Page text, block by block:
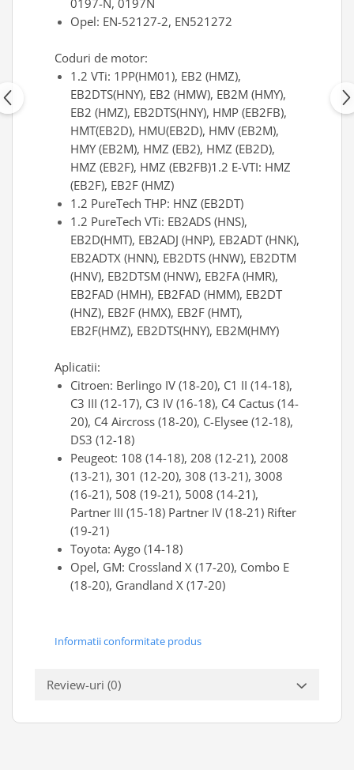
Scule transmisie
Set / trusa chei tubulare
Set burghie si freze
Set prelungitoare
Set surubelnite
Testare cuplu dinamometric de
Trusa / Set tarozi si filiere
Trusa imbus hex,torx,ribe,M-uri
Tubulare speciale
0197-N, 0197N
Opel: EN-52127-2, EN521272
Coduri de motor:
1.2 VTi: 1PP(HM01), EB2 (HMZ),
EB2DTS(HNY), EB2 (HMW), EB2M (HMY),
EB2 (HMZ), EB2DTS(HNY), HMP (EB2FB),
HMT(EB2D), HMU(EB2D), HMV (EB2M),
HMY (EB2M), HMZ (EB2), HMZ (EB2D),
HMZ (EB2F), HMZ (EB2FB)1.2 E-VTI: HMZ
(EB2F), EB2F (HMZ)
1.2 PureTech THP: HNZ (EB2DT)
1.2 PureTech VTi: EB2ADS (HNS),
EB2D(HMT), EB2ADJ (HNP), EB2ADT (HNK),
EB2ADTX (HNN), EB2DTS (HNW), EB2DTM
(HNV), EB2DTSM (HNW), EB2FA (HMR),
EB2FAD (HMH), EB2FAD (HMM), EB2DT
(HNZ), EB2F (HMX), EB2F (HMT),
EB2F(HMZ), EB2DTS(HNY), EB2M(HMY)
Aplicatii:
Citroen: Berlingo IV (18-20), C1 II (14-18),
C3 III (12-17), C3 IV (16-18), C4 Cactus (14-
20), C4 Aircross (18-20), C-Elysee (12-18),
DS3 (12-18)
Peugeot: 108 (14-18), 208 (12-21), 2008
(13-21), 301 (12-20), 308 (13-21), 3008
(16-21), 508 (19-21), 5008 (14-21),
Partner III (15-18) Partner IV (18-21) Rifter
(19-21)
Toyota: Aygo (14-18)
Opel, GM: Crossland X (17-20), Combo E
(18-20), Grandland X (17-20)
Informatii conformitate produs
Review-uri (0)